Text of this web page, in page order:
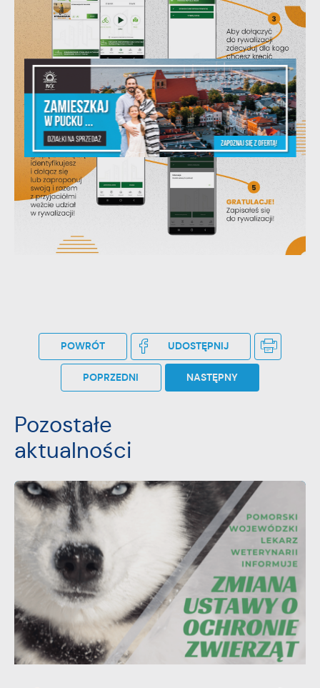
POWRÓT UDOSTĘPNIJ
POPRZEDNI NASTĘPNY
Pozostałe
aktualności